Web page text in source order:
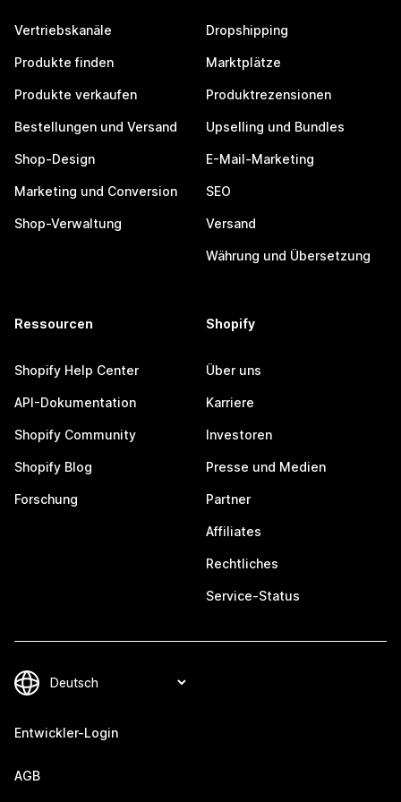
Vertriebskanäle
Produkte finden
Produkte verkaufen
Bestellungen und Versand
Shop-Design
Marketing und Conversion
Shop-Verwaltung
Dropshipping
Marktplätze
Produktrezensionen
Upselling und Bundles
E-Mail-Marketing
SEO
Versand
Währung und Übersetzung
Ressourcen
Shopify Help Center
API-Dokumentation
Shopify Community
Shopify Blog
Forschung
Shopify
Über uns
Karriere
Investoren
Presse und Medien
Partner
Affiliates
Rechtliches
Service-Status
Entwickler-Login
AGB